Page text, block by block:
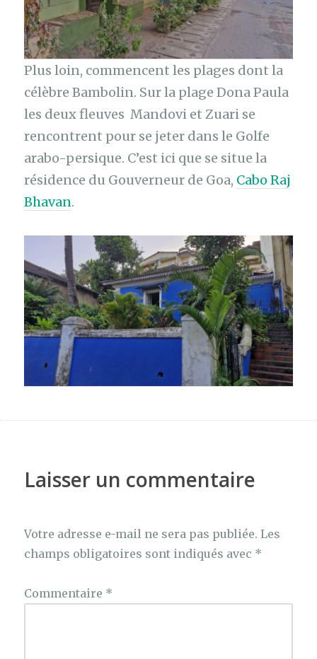
Plus loin, commencent les plages dont la
célèbre Bambolin. Sur la plage Dona Paula
les deux fleuves Mandovi et Zuari se
rencontrent pour se jeter dans le Golfe
arabo-persique. C’est ici que se situe la
résidence du Gouverneur de Goa, Cabo Raj
Bhavan.
Laisser un commentaire
Votre adresse e-mail ne sera pas publiée. Les
champs obligatoires sont indiqués avec *
Commentaire *